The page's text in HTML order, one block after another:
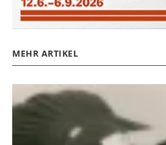
MEHR ARTIKEL